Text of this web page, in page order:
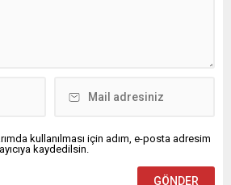
kullanılması için adım, e-posta adresim
kaydedilsin.